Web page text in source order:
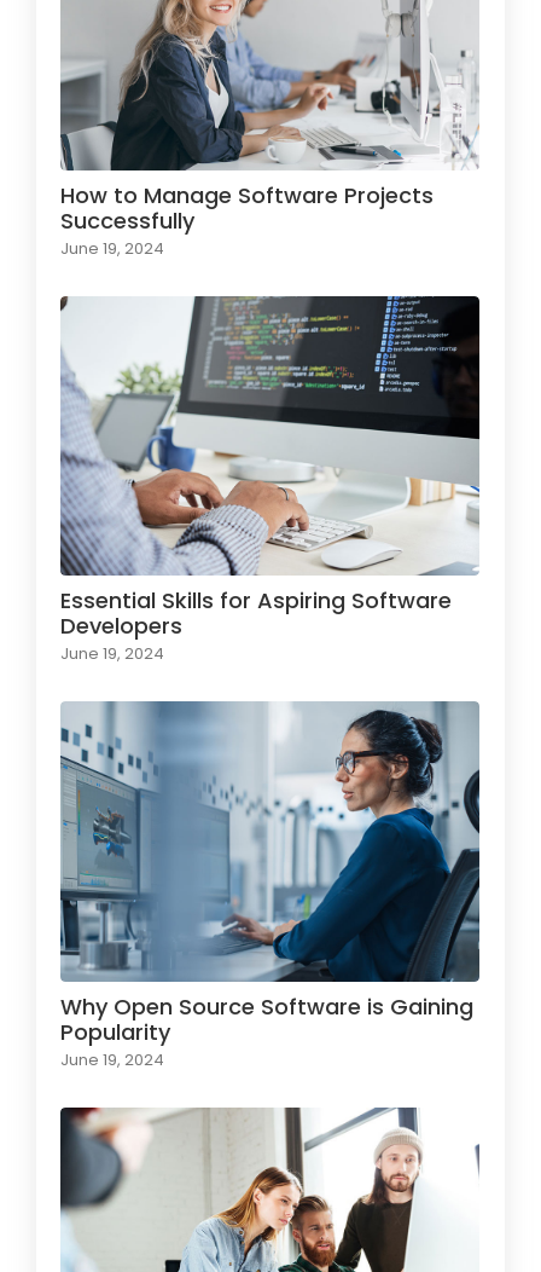
How to Manage Software Projects
Successfully
June 19, 2024
Essential Skills for Aspiring Software
Developers
June 19, 2024
Why Open Source Software is Gaining
Popularity
June 19, 2024